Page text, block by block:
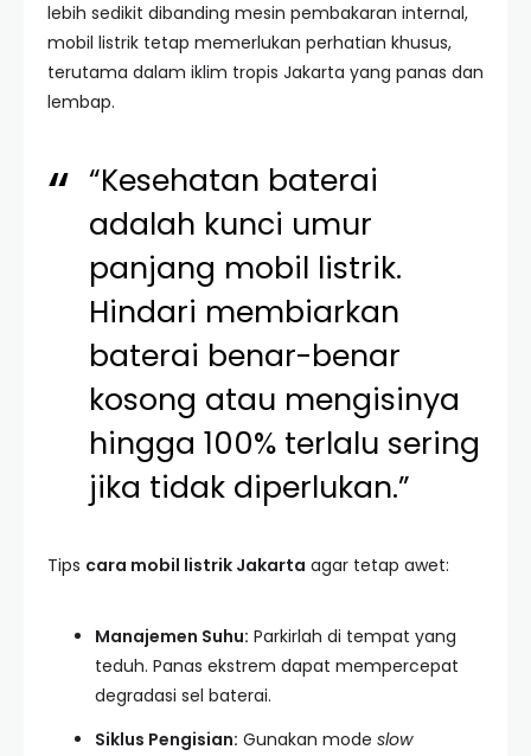
lebih sedikit dibanding mesin pembakaran internal,
mobil listrik tetap memerlukan perhatian khusus,
terutama dalam iklim tropis Jakarta yang panas dan
lembap.
“Kesehatan baterai
adalah kunci umur
panjang mobil listrik.
Hindari membiarkan
baterai benar-benar
kosong atau mengisinya
hingga 100% terlalu sering
jika tidak diperlukan.”
Tips cara mobil listrik Jakarta agar tetap awet:
Manajemen Suhu: Parkirlah di tempat yang
teduh. Panas ekstrem dapat mempercepat
degradasi sel baterai.
Siklus Pengisian: Gunakan mode slow